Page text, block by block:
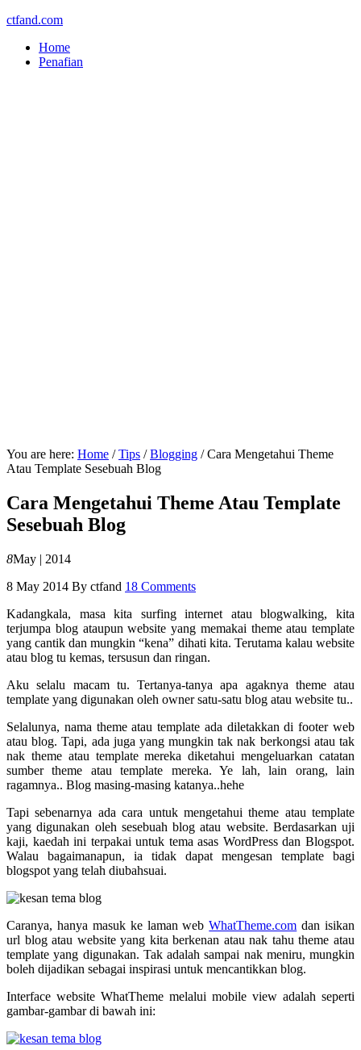
ctfand.com
Home
Penafian
You are here: Home / Tips / Blogging /Cara Mengetahui Theme
Atau Template Sesebuah Blog
Cara Mengetahui Theme Atau Template
Sesebuah Blog
8May | 2014
8 May 2014 By ctfand 18 Comments
Kadangkala, masa kita surfing internet atau blogwalking, kita
terjumpa blog ataupun website yang memakai theme atau template
yang cantik dan mungkin “kena” dihati kita. Terutama kalau website
atau blog tu kemas, tersusun dan ringan.
Aku selalu macam tu. Tertanya-tanya apa agaknya theme atau
template yang digunakan oleh owner satu-satu blog atau website tu..
Selalunya, nama theme atau template ada diletakkan di footer web
atau blog. Tapi, ada juga yang mungkin tak nak berkongsi atau tak
nak theme atau template mereka diketahui mengeluarkan catatan
sumber theme atau template mereka. Ye lah, lain orang, lain
ragamnya.. Blog masing-masing katanya..hehe
Tapi sebenarnya ada cara untuk mengetahui theme atau template
yang digunakan oleh sesebuah blog atau website. Berdasarkan uji
kaji, kaedah ini terpakai untuk tema asas WordPress dan Blogspot.
Walau bagaimanapun, ia tidak dapat mengesan template bagi
blogspot yang telah diubahsuai.
Caranya, hanya masuk ke laman webWhatTheme.com dan isikan
url blog atau website yang kita berkenan atau nak tahu theme atau
template yang digunakan. Tak adalah sampai nak meniru, mungkin
boleh dijadikan sebagai inspirasi untuk mencantikkan blog.
Interface website WhatTheme melalui mobile view adalah seperti
gambar-gambar di bawah ini: